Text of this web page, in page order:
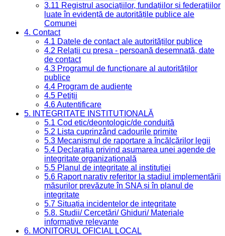
3.11 Registrul asociațiilor, fundațiilor și federațiilor
luate în evidență de autoritățile publice ale
Comunei
4. Contact
4.1 Datele de contact ale autorităților publice
4.2 Relații cu presa - persoană desemnată, date
de contact
4.3 Programul de funcționare al autorităților
publice
4.4 Program de audiențe
4.5 Petiții
4.6 Autentificare
5. INTEGRITATE INSTITUȚIONALĂ
5.1 Cod etic/deontologic/de conduită
5.2 Lista cuprinzând cadourile primite
5.3 Mecanismul de raportare a încălcărilor legii
5.4 Declarația privind asumarea unei agende de
integritate organizațională
5.5 Planul de integritate al instituției
5.6 Raport narativ referitor la stadiul implementării
măsurilor prevăzute în SNA și în planul de
integritate
5.7 Situația incidentelor de integritate
5.8. Studii/ Cercetări/ Ghiduri/ Materiale
informative relevante
6. MONITORUL OFICIAL LOCAL